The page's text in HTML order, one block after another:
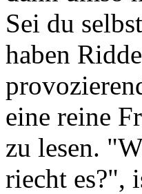
Sei du
haben
eine reine
zu lesen.
riecht es?",